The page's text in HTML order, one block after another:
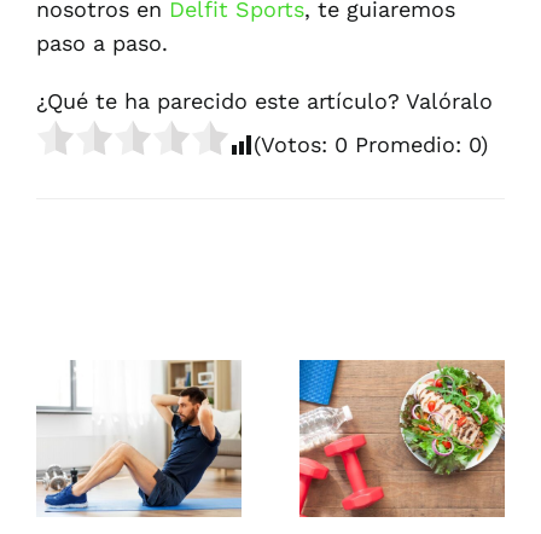
nosotros en Delfit Sports, te guiaremos
paso a paso.
¿Qué te ha parecido este artículo? Valóralo
(Votos: 0 Promedio: 0)